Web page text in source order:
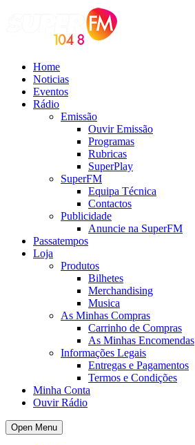
Home
Noticias
Eventos
Rádio
Emissão
Ouvir Emissão
Programas
Rubricas
SuperPlay
SuperFM
Equipa Técnica
Contactos
Publicidade
Anuncie na SuperFM
Passatempos
Loja
Produtos
Bilhetes
Merchandising
Musica
As Minhas Compras
Carrinho de Compras
As Minhas Encomendas
Informações Legais
Entregas e Pagamentos
Termos e Condições
Minha Conta
Ouvir Rádio
Open Menu